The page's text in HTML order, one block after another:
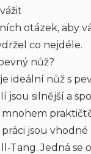
otázek, aby
co nejdéle.
nůž?
ideální nůž s
jsou silnější a
jsou vhodné
Tang. Jedná se